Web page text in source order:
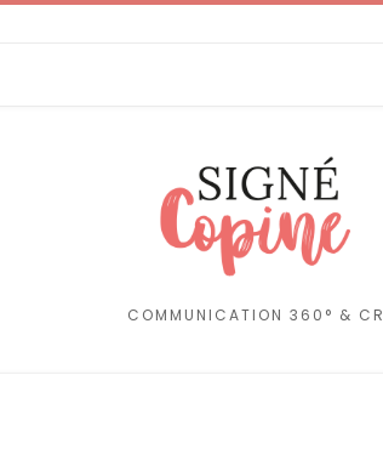
COMMUNICATION 360° & CR